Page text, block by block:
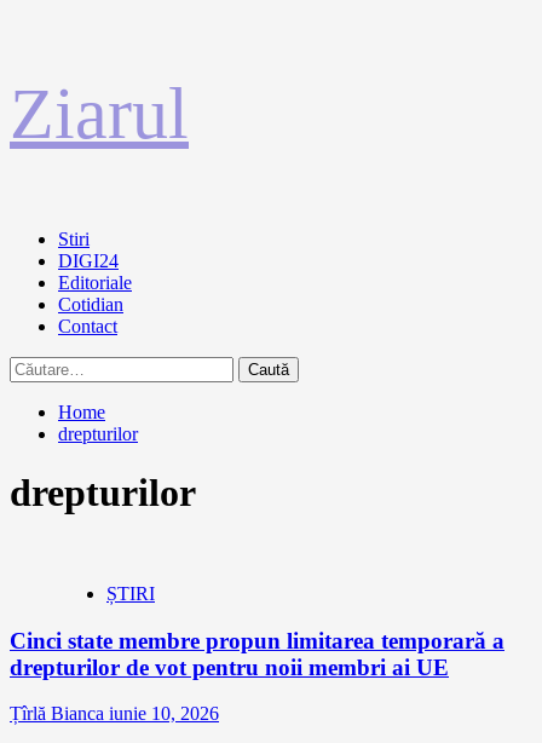
la
conținut
Ziarul
Primary
Menu
Stiri
DIGI24
Editoriale
Cotidian
Contact
Caută
după:
Home
drepturilor
drepturilor
ȘTIRI
Cinci state membre propun limitarea temporară a
drepturilor de vot pentru noii membri ai UE
Țîrlă Bianca iunie 10, 2026